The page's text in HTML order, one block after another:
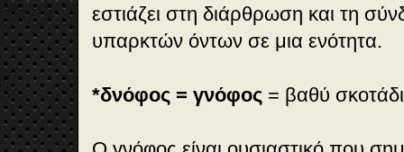
εστιάζει στη διάρθρωση και τη
υπαρκτών όντων σε μια ενότητα.
*δνόφος = γνόφος = βαθύ σκοτάδι